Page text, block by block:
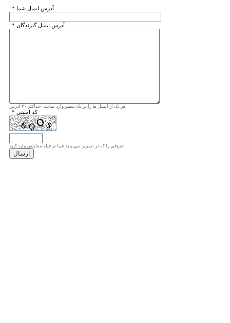
* آدرس ايميل شما
* آدرس ايميل گيرندگان
هر یک از ایمیل ها را در یک سطر وارد نمایید، حداکثر ۲۰ آدرس
* کد امنیتی
حروفي را كه در تصوير مي‌بينيد عينا در فيلد مقابلش وارد كنيد